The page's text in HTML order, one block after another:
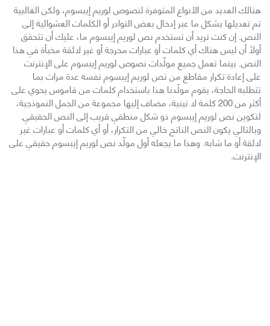
هنالك العديد من الأنواع المتوفرة لنصوص لوريم إيبسوم، ولكن الغالبية
تم تعديلها بشكل ما عبر إدخال بعض النوادر أو الكلمات العشوائية إلى
النص. إن كنت تريد أن تستخدم نص لوريم إيبسوم ما، عليك أن تتحقق
أولاً أن ليس هناك أي كلمات أو عبارات محرجة أو غير لائقة مخبأة في هذا
النص. بينما تعمل جميع مولّدات نصوص لوريم إيبسوم على الإنترنت
على إعادة تكرار مقاطع من نص لوريم إيبسوم نفسه عدة مرات بما
تتطلبه الحاجة، يقوم مولّدنا هذا باستخدام كلمات من قاموس يحوي على
أكثر من 200 كلمة لا تينية، مضاف إليها مجموعة من الجمل النموذجية،
لتكوين نص لوريم إيبسوم ذو شكل منطقي قريب إلى النص الحقيقي.
وبالتالي يكون النص الناتح خالي من التكرار، أو أي كلمات أو عبارات غير
لائقة أو ما شابه. وهذا ما يجعله أول مولّد نص لوريم إيبسوم حقيقي على
الإنترنت.